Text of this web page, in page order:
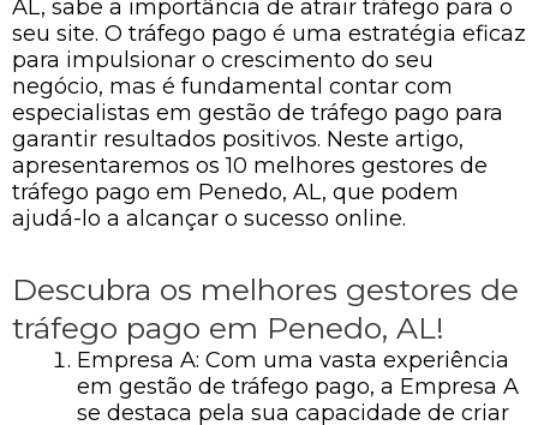
AL, sabe a importância de atrair tráfego para o
seu site. O tráfego pago é uma estratégia eficaz
para impulsionar o crescimento do seu
negócio, mas é fundamental contar com
especialistas em gestão de tráfego pago para
garantir resultados positivos. Neste artigo,
apresentaremos os 10 melhores gestores de
tráfego pago em Penedo, AL, que podem
ajudá-lo a alcançar o sucesso online.
Descubra os melhores gestores de
tráfego pago em Penedo, AL!
Empresa A: Com uma vasta experiência
em gestão de tráfego pago, a Empresa A
se destaca pela sua capacidade de criar